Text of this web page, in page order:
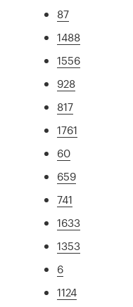
87
1488
1556
928
817
1761
60
659
741
1633
1353
6
1124